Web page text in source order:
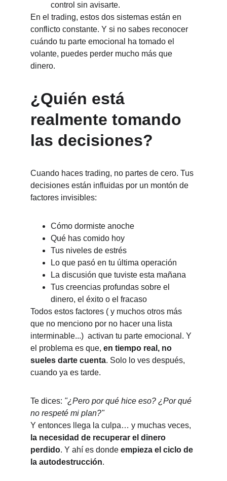
control sin avisarte.
En el trading, estos dos sistemas están en
conflicto constante. Y si no sabes reconocer
cuándo tu parte emocional ha tomado el
volante, puedes perder mucho más que
dinero.
¿Quién está
realmente tomando
las decisiones?
Cuando haces trading, no partes de cero. Tus
decisiones están influidas por un montón de
factores invisibles:
Cómo dormiste anoche
Qué has comido hoy
Tus niveles de estrés
Lo que pasó en tu última operación
La discusión que tuviste esta mañana
Tus creencias profundas sobre el
dinero, el éxito o el fracaso
Todos estos factores ( y muchos otros más
que no menciono por no hacer una lista
interminable...)  activan tu parte emocional. Y
el problema es que, en tiempo real, no
sueles darte cuenta. Solo lo ves después,
cuando ya es tarde.
Te dices: "¿Pero por qué hice eso? ¿Por qué
no respeté mi plan?"
Y entonces llega la culpa… y muchas veces,
la necesidad de recuperar el dinero
perdido. Y ahí es donde empieza el ciclo de
la autodestrucción.